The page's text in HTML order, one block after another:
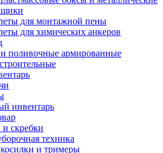
для монтажной пены
для химических анкеров
поливочные армированные
инвентарь
скребки
техника
и тримеры